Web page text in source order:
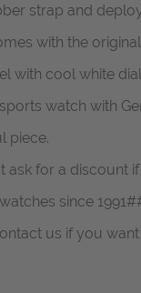
strap and
with the
with cool white
watch with
piece.
ask for a discount
since
us if you